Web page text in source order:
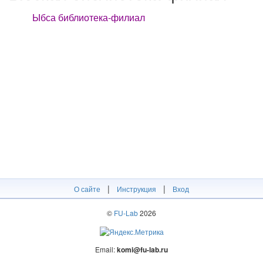
Ыбса библиотека-филиал
О сайте | Инструкция | Вход
© FU-Lab2026
Email:komi@fu-lab.ru